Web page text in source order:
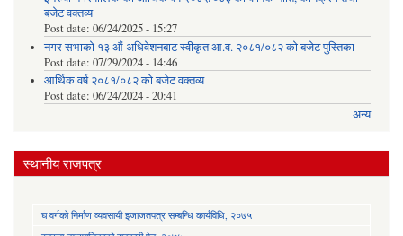
बजेट वक्तव्य
Post date: 06/24/2025 - 15:27
नगर सभाको १३ औं अधिवेशनबाट स्वीकृत आ.व. २०८१/०८२ को बजेट पुस्तिका
Post date: 07/29/2024 - 14:46
आर्थिक वर्ष २०८१/०८२ को बजेट वक्तव्य
Post date: 06/24/2024 - 20:41
अन्य
स्थानीय राजपत्र
घ वर्गको निर्माण व्यवसायी इजाजतपत्र सम्बन्धि कार्यविधि, २०७५